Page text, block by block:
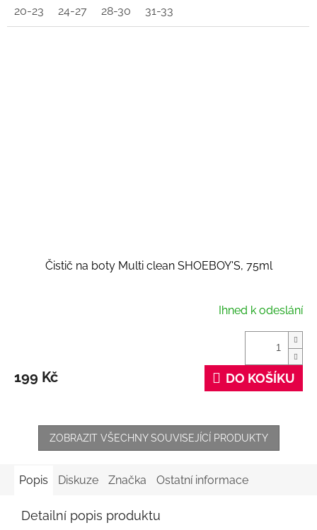
20-23 24-27 28-30 31-33
Čistič na boty Multi clean SHOEBOY'S, 75ml
Ihned k odeslání
199 Kč DO KOŠÍKU
ZOBRAZIT VŠECHNY SOUVISEJÍCÍ PRODUKTY
Popis Diskuze Značka Ostatní informace
Detailní popis produktu